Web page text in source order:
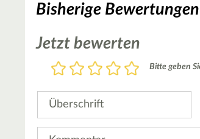
Bisherige
Jetzt bewerten
Bewertung
5
4
3
2
1
Bitte geben
Überschrift